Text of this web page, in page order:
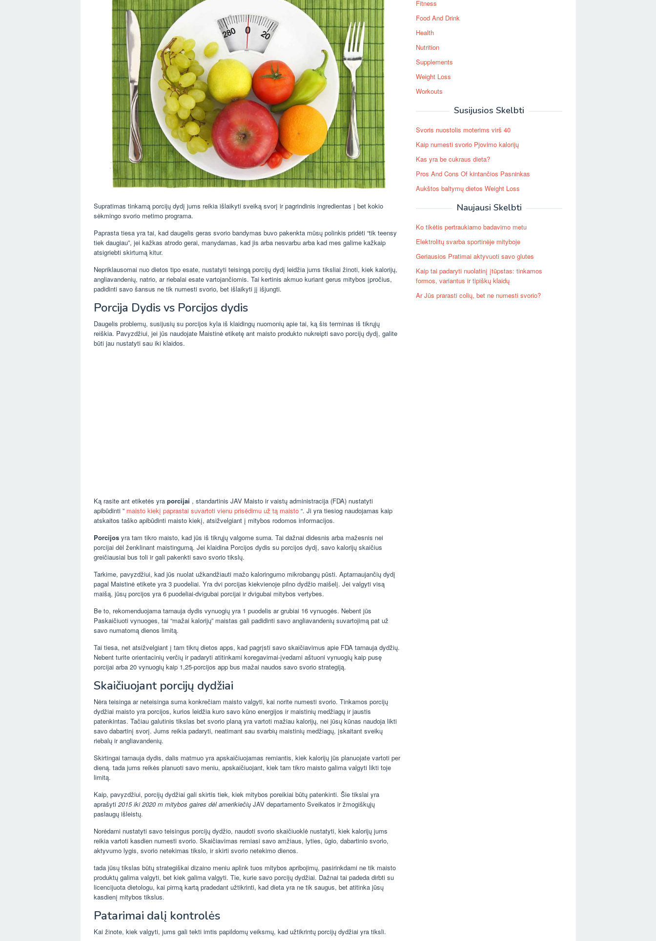
Supratimas tinkamą porcijų dydį jums reikia išlaikyti sveiką svorį ir pagrindinis ingredientas į bet kokio
sėkmingo svorio metimo programa.
Paprasta tiesa yra tai, kad daugelis geras svorio bandymas buvo pakenkta mūsų polinkis pridėti “tik teensy
tiek daugiau”, jei kažkas atrodo gerai, manydamas, kad jis arba nesvarbu arba kad mes galime kažkaip
atsigriebti skirtumą kitur.
Nepriklausomai nuo dietos tipo esate, nustatyti teisingą porcijų dydį leidžia jums tiksliai žinoti, kiek kalorijų,
angliavandenių, natrio, ar riebalai esate vartojančiomis. Tai kertinis akmuo kuriant gerus mitybos įpročius,
padidinti savo šansus ne tik numesti svorio, bet išlaikyti jį išjungti.
Porcija Dydis vs Porcijos dydis
Daugelis problemų, susijusių su porcijos kyla iš klaidingų nuomonių apie tai, ką šis terminas iš tikrųjų
reiškia. Pavyzdžiui, jei jūs naudojate Maistinė etiketę ant maisto produkto nukreipti savo porcijų dydį, galite
būti jau nustatyti sau iki klaidos.
Ką rasite ant etiketės yra porcijai , standartinis JAV Maisto ir vaistų administracija (FDA) nustatyti
apibūdinti ” maisto kiekį paprastai suvartoti vienu prisėdimu už tą maisto “. Ji yra tiesiog naudojamas kaip
atskaitos taško apibūdinti maisto kiekį, atsižvelgiant į mitybos rodomos informacijos.
Porcijos yra tam tikro maisto, kad jūs iš tikrųjų valgome suma. Tai dažnai didesnis arba mažesnis nei
porcijai dėl ženklinant maistingumą. Jei klaidina Porcijos dydis su porcijos dydį, savo kalorijų skaičius
greičiausiai bus toli ir gali pakenkti savo svorio tikslų.
Tarkime, pavyzdžiui, kad jūs nuolat užkandžiauti mažo kaloringumo mikrobangų pūsti. Aptarnaujančių dydį
pagal Maistinė etikete yra 3 puodeliai. Yra dvi porcijas kiekvienoje pilno dydžio maišelį. Jei valgyti visą
maišą, jūsų porcijos yra 6 puodeliai-dvigubai porcijai ir dvigubai mitybos vertybes.
Be to, rekomenduojama tarnauja dydis vynuogių yra 1 puodelis ar grubiai 16 vynuogės. Nebent jūs
Paskaičiuoti vynuoges, tai “mažai kalorijų” maistas gali padidinti savo angliavandenių suvartojimą pat už
savo numatomą dienos limitą.
Tai tiesa, net atsižvelgiant į tam tikrų dietos apps, kad pagrįsti savo skaičiavimus apie FDA tarnauja dydžių.
Nebent turite orientacinių verčių ir padaryti atitinkami koregavimai-įvedami aštuoni vynuogių kaip pusę
porcijai arba 20 vynuogių kaip 1,25-porcijos app bus mažai naudos savo svorio strategiją.
Skaičiuojant porcijų dydžiai
Nėra teisinga ar neteisinga suma konkrečiam maisto valgyti, kai norite numesti svorio. Tinkamos porcijų
dydžiai maisto yra porcijos, kurios leidžia kuro savo kūno energijos ir maistinių medžiagų ir jaustis
patenkintas. Tačiau galutinis tikslas bet svorio planą yra vartoti mažiau kalorijų, nei jūsų kūnas naudoja likti
savo dabartinį svorį. Jums reikia padaryti, neatimant sau svarbių maistinių medžiagų, įskaitant sveikų
riebalų ir angliavandenių.
Skirtingai tarnauja dydis, dalis matmuo yra apskaičiuojamas remiantis, kiek kalorijų jūs planuojate vartoti per
dieną. tada jums reikės planuoti savo meniu, apskaičiuojant, kiek tam tikro maisto galima valgyti likti toje
limitą.
Kaip, pavyzdžiui, porcijų dydžiai gali skirtis tiek, kiek mitybos poreikiai būtų patenkinti. Šie tikslai yra
aprašyti 2015 iki 2020 m mitybos gaires dėl amerikiečių JAV departamento Sveikatos ir žmogiškųjų
paslaugų išleistų.
Norėdami nustatyti savo teisingus porcijų dydžio, naudoti svorio skaičiuoklė nustatyti, kiek kalorijų jums
reikia vartoti kasdien numesti svorio. Skaičiavimas remiasi savo amžiaus, lyties, ūgio, dabartinio svorio,
aktyvumo lygis, svorio netekimas tikslo, ir skirti svorio netekimo dienos.
tada jūsų tikslas būtų strategiškai dizaino meniu aplink tuos mitybos apribojimų, pasirinkdami ne tik maisto
produktų galima valgyti, bet kiek galima valgyti. Tie, kurie savo porcijų dydžiai. Dažnai tai padeda dirbti su
licencijuota dietologu, kai pirmą kartą pradedant užtikrinti, kad dieta yra ne tik saugus, bet atitinka jūsų
kasdienį mitybos tikslus.
Patarimai dalį kontrolės
Kai žinote, kiek valgyti, jums gali tekti imtis papildomų veiksmų, kad užtikrintų porcijų dydžiai yra tiksli.
Fitness
Food And Drink
Health
Nutrition
Supplements
Weight Loss
Workouts
Susijusios Skelbti
Svoris nuostolis moterims virš 40
Kaip numesti svorio Pjovimo kalorijų
Kas yra be cukraus dieta?
Pros And Cons Of kintančios Pasninkas
Aukštos baltymų dietos Weight Loss
Naujausi Skelbti
Ko tikėtis pertraukiamo badavimo metu
Elektrolitų svarba sportinėje mityboje
Geriausios Pratimai aktyvuoti savo glutes
Kaip tai padaryti nuolatinį įtūpstas: tinkamos
formos, variantus ir tipiškų klaidų
Ar Jūs prarasti colių, bet ne numesti svorio?